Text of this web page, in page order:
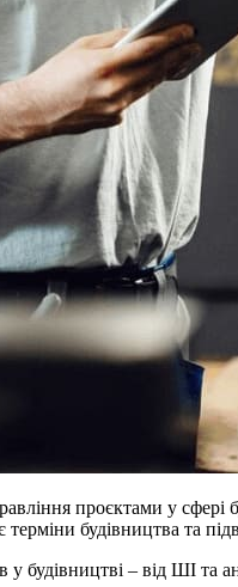
проєктами у сфері
будівництва та
будівництві – від ШІ та